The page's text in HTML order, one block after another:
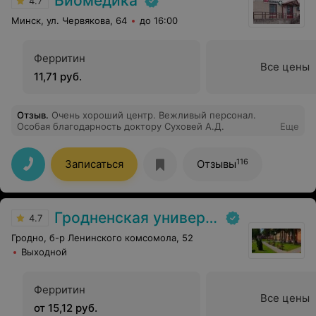
страшного в ней нет!
Минск, ул. Червякова, 64 до 16:00
Ферритин
11,71 руб.
Все цены
Отзыв. Очень хороший центр. Вежливый персонал.
Особая благодарность доктору Суховей А.Д.
Еще
Записаться Отзывы116
4.7 Гродненская университетская клиника
Гродно, б-р Ленинского комсомола, 52
Выходной
Ферритин
от 15,12 руб.
Все цены